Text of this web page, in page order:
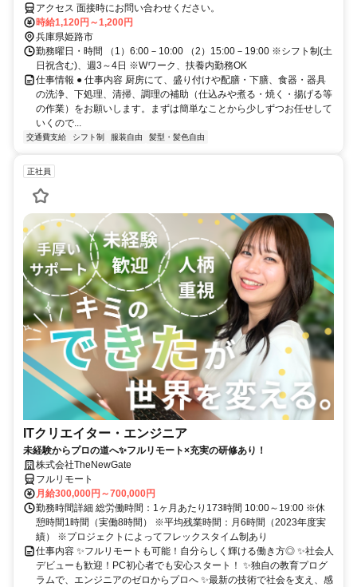
アクセス 面接時にお問い合わせください。
時給1,120円～1,200円
兵庫県姫路市
勤務曜日・時間 （1）6:00－10:00 （2）15:00－19:00 ※シフト制(土
日祝含む)、週3～4日 ※Wワーク、扶養内勤務OK
仕事情報 ● 仕事内容 厨房にて、盛り付けや配膳・下膳、食器・器具
の洗浄、下処理、清掃、調理の補助（仕込みや煮る・焼く・揚げる等
の作業）をお願いします。まずは簡単なことから少しずつお任せして
いくので...
交通費支給 シフト制 服装自由 髪型・髪色自由
正社員
ITクリエイター・エンジニア
未経験からプロの道へ✨フルリモート×充実の研修あり！
株式会社TheNewGate
フルリモート
月給300,000円～700,000円
勤務時間詳細 総労働時間：1ヶ月あたり173時間 10:00～19:00 ※休
憩時間1時間（実働8時間） ※平均残業時間：月6時間（2023年度実
績） ※プロジェクトによってフレックスタイム制あり
仕事内容 ✨フルリモートも可能！自分らしく輝ける働き方◎ ✨社会人
デビューも歓迎！PC初心者でも安心スタート！ ✨独自の教育プログ
ラムで、エンジニアのゼロからプロへ ✨最新の技術で社会を支え、感